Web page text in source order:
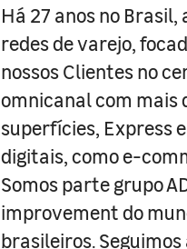
Há 27 anos no
redes de varejo,
nossos Clientes no
omnicanal com mais
superfícies, Express
digitais, como e-
Somos parte grupo
improvement do
brasileiros.